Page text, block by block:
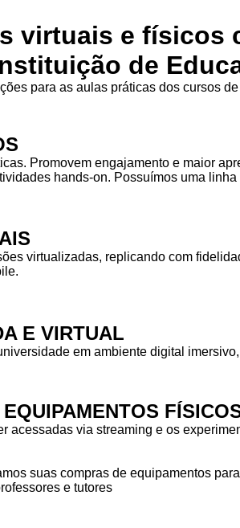
virtuais e físicos
de
para as aulas práticas dos cursos
Promovem engajamento e maior
hands-on. Possuímos uma
virtualizadas, replicando com
E VIRTUAL
em ambiente digital
acessadas via streaming e os
suas compras de equipamentos
e tutores